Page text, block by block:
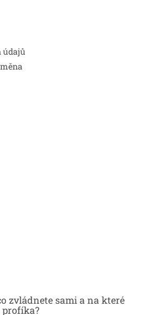
údajů
zvládnete sami a na které